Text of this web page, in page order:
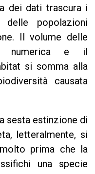
dei dati trascura i
popolazioni
Il volume delle
numerica e il
si somma alla
causata
sesta estinzione di
letteralmente, si
prima che la
una specie